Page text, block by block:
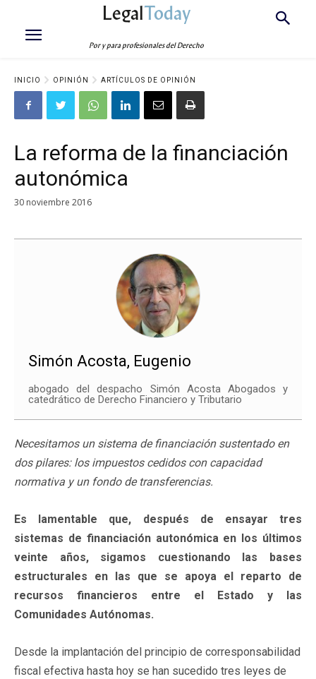
LegalToday
Por y para profesionales del Derecho
INICIO OPINIÓN ARTÍCULOS DE OPINIÓN
La reforma de la financiación
autonómica
30 noviembre 2016
Simón Acosta, Eugenio
abogado del despacho Simón Acosta Abogados y
catedrático de Derecho Financiero y Tributario
Necesitamos un sistema de financiación sustentado en
dos pilares: los impuestos cedidos con capacidad
normativa y un fondo de transferencias.
Es lamentable que, después de ensayar tres
sistemas de financiación autonómica en los últimos
veinte años, sigamos cuestionando las bases
estructurales en las que se apoya el reparto de
recursos financieros entre el Estado y las
Comunidades Autónomas.
Desde la implantación del principio de corresponsabilidad
fiscal efectiva hasta hoy se han sucedido tres leyes de